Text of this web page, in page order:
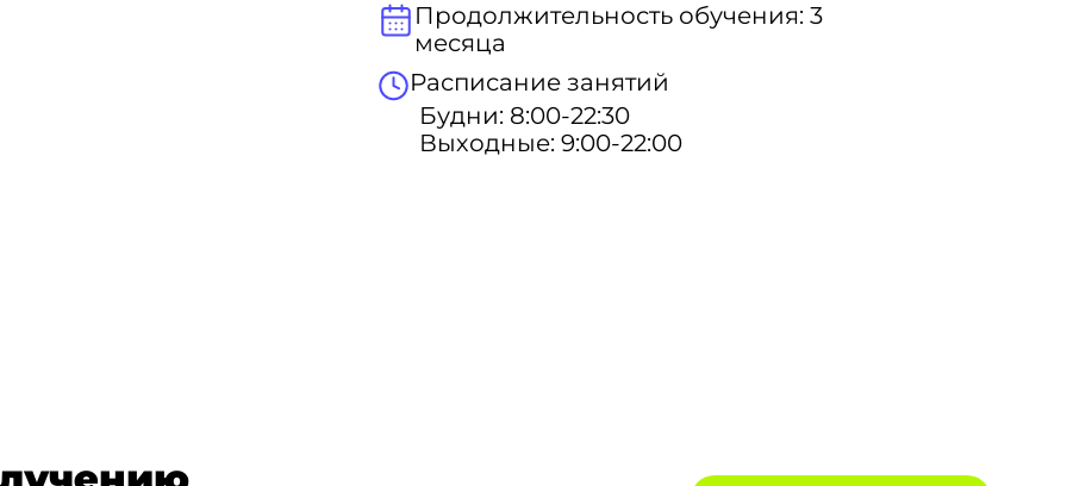
Продолжительность обучения: 3
месяца
Расписание занятий
Будни: 8:00-22:30
Выходные: 9:00-22:00